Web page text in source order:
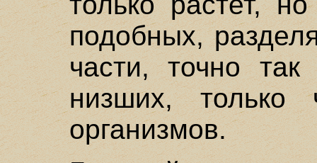
подобных,
части, точно
низших, только
организмов.